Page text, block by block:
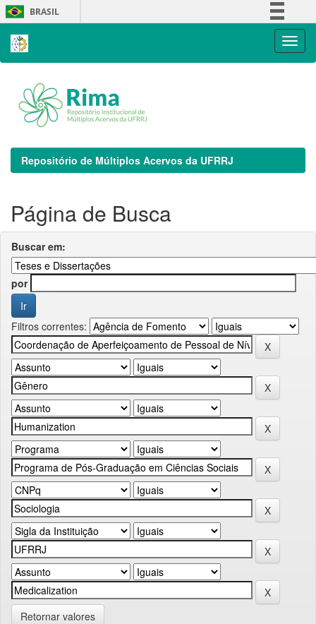
Skip
navigation
BRASIL
Repositório de Múltiplos Acervos da UFRRJ
Página de Busca
Buscar em:
por
Filtros correntes:
Retornar valores